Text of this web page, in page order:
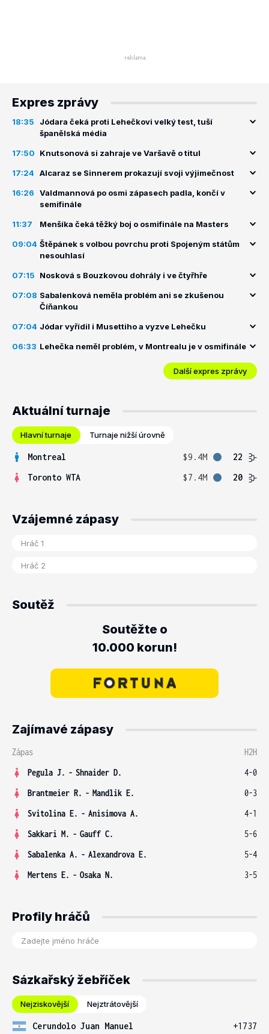
Expres zprávy
18:35
Jódara čeká proti Lehečkovi velký test, tuší
španělská média
17:50 Knutsonová si zahraje ve Varšavě o titul
17:24 Alcaraz se Sinnerem prokazují svoji výjimečnost
16:26
Valdmannová po osmi zápasech padla, končí v
semifinále
11:37 Menšíka čeká těžký boj o osmifinále na Masters
09:04 Štěpánek s volbou povrchu proti Spojeným státům
nesouhlasí
07:15 Nosková s Bouzkovou dohrály i ve čtyřhře
07:08 Sabalenková neměla problém ani se zkušenou
Číňankou
07:04 Jódar vyřídil i Musettiho a vyzve Lehečku
06:33 Lehečka neměl problém, v Montrealu je v osmifinále
Další expres zprávy
Aktuální turnaje
Hlavní turnaje Turnaje nižší úrovně
Montreal $9.4M
22
Toronto WTA
$7.4M 20
Vzájemné zápasy
Soutěž
Soutěžte o
10.000 korun!
Zajímavé zápasy
Zápas
H2H
Pegula J. - Shnaider D.
4-0
Brantmeier R. - Mandlik E.
0-3
Svitolina E. - Anisimova A.
4-1
Sakkari M. - Gauff C.
5-6
Sabalenka A. - Alexandrova E.
5-4
Mertens E. - Osaka N. 3-5
Profily hráčů
Sázkařský žebříček
Nejziskovější Nejztrátovější
Cerundolo Juan Manuel
+1737